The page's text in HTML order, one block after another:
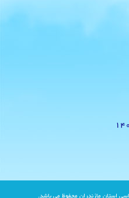
استان مازندران محفوظ می باشد.